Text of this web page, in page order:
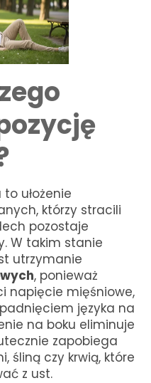
ułożenie
którzy stracili
pozostaje
W takim stanie
utrzymanie
, ponieważ
napięcie mięśniowe,
języka na
na boku eliminuje
zapobiega
śliną czy krwią, które
z ust.